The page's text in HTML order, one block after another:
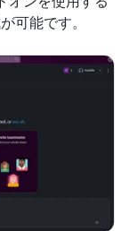
可能です。